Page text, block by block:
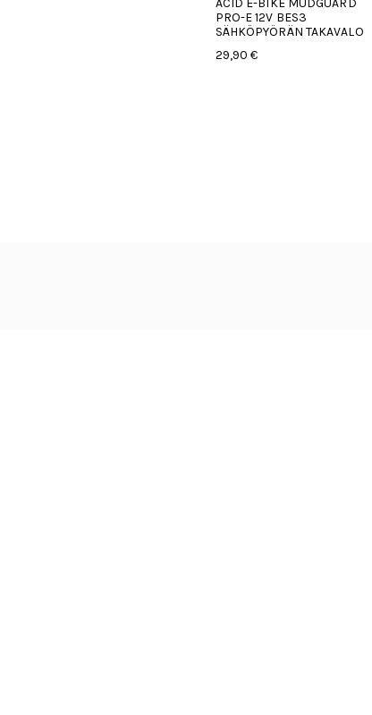
ACID E-BIKE MUDGUARD
PRO-E 12V BES3
SÄHKÖPYÖRÄN TAKAVALO
29,90 €